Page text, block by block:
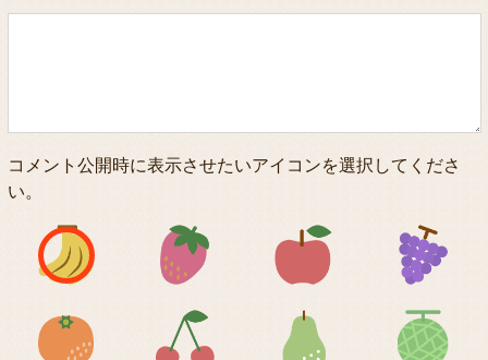
コメント公開時に表示させたいアイコンを選択してくださ
い。
アイコン1 アイコン2 アイコン3
アイコン5 アイコン6 アイコン7